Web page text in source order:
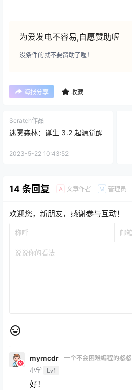
为爱发电不容易,自愿赞助喔
没条件的就不要赞助了喔！
海报分享 收藏
Scratch作品
迷雾森林：诞生 3.2 起源觉醒
2023-5-22 10:43:52
14 条回复 A 文章作者 M 管理员
欢迎您，新朋友，感谢参与互动！
mymcdr
一个不会困难编程的憨憨
小学 Lv1
好！